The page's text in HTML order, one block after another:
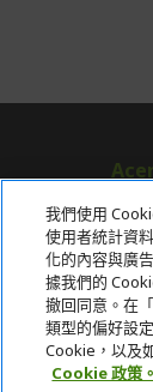
我們使用
使用者統計資
化的內容與廣
據我們的
撤回同意。在
類型的偏好設
Cookie，以及
Cookie 政策。